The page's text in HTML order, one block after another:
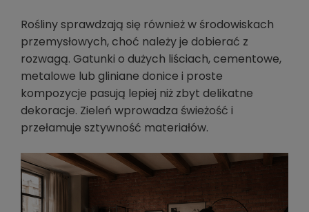
Rośliny sprawdzają się również w środowiskach
przemysłowych, choć należy je dobierać z
rozwagą. Gatunki o dużych liściach, cementowe,
metalowe lub gliniane donice i proste
kompozycje pasują lepiej niż zbyt delikatne
dekoracje. Zieleń wprowadza świeżość i
przełamuje sztywność materiałów.